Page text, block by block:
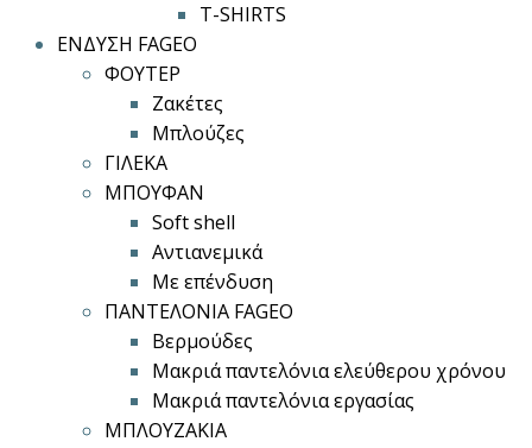
T-SHIRTS
ΕΝΔΥΣΗ FAGEO
ΦΟΥΤΕΡ
Ζακέτες
Μπλούζες
ΓΙΛΕΚΑ
ΜΠΟΥΦΑΝ
Soft shell
Αντιανεμικά
Με επένδυση
ΠΑΝΤΕΛΟΝΙΑ FAGEO
Βερμούδες
Μακριά παντελόνια ελεύθερου χρόνου
Μακριά παντελόνια εργασίας
ΜΠΛΟΥΖΑΚΙΑ